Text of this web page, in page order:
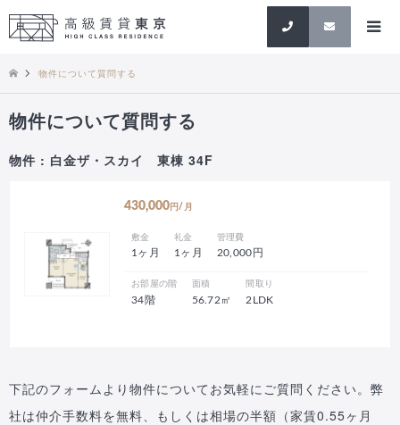
検索
物件について質問する
物件について質問する
物件 : 白金ザ・スカイ 東棟 34F
430,000 円/月
敷金
1ヶ月
礼金
1ヶ月
管理費
20,000円
お部屋の階
34階
面積
56.72㎡
間取り
2LDK
下記のフォームより物件についてお気軽にご質問ください。弊
社は仲介手数料を無料、もしくは相場の半額（家賃0.55ヶ月